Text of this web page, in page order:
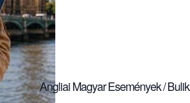
Angliai Magyar Események / Bulik